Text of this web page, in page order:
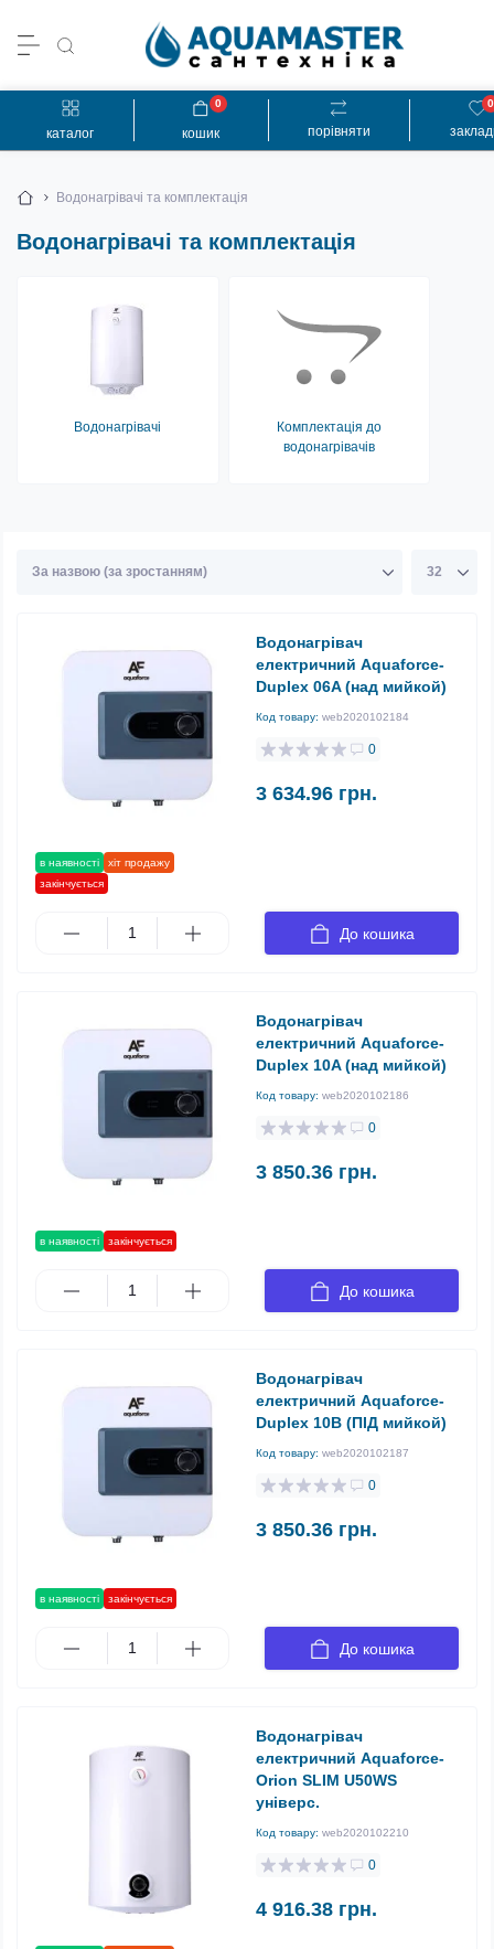
каталог порівняти
0
кошик
0
Водонагрівачі та комплектація
Водонагрівачі та комплектація
Водонагрівачі
Комплектація до
водонагрівачів
в наявності
хіт продажу
закінчується
Водонагрівач
електричний Aquaforce-
Duplex 06A (над мийкой)
Код товару: web2020102184
0
3 634.96 грн.
До кошика
в наявності закінчується
Водонагрівач
електричний Aquaforce-
Duplex 10A (над мийкой)
Код товару: web2020102186
0
3 850.36 грн.
До кошика
в наявності закінчується
Водонагрівач
електричний Aquaforce-
Duplex 10В (ПІД мийкой)
Код товару: web2020102187
0
3 850.36 грн.
До кошика
Водонагрівач
електричний Aquaforce-
Orion SLIM U50WS
універс.
Код товару: web2020102210
0
4 916.38 грн.